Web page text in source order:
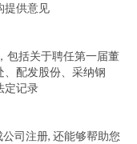
提供意见
包括关于聘任第一届董
配发股份、采纳钢
定记录
司注册, 还能够帮助您